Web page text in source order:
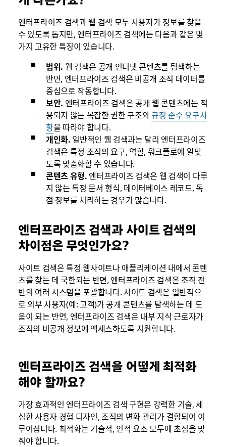
엔터프라이즈 검색과 웹 검색 모두 사용자가 정보를 찾을
수 있도록 돕지만, 엔터프라이즈 검색에는 다음과 같은 몇
가지 고유한 특징이 있습니다.
범위. 웹 검색은 공개 인터넷 콘텐츠를 탐색하는
반면, 엔터프라이즈 검색은 비공개 조직 데이터를
중심으로 작동합니다.
보안. 엔터프라이즈 검색은 공개 웹 콘텐츠에는 적
용되지 않는 복잡한 권한 구조와규정 준수 요구사
항을 따라야 합니다.
개인화. 일반적인 웹 검색과는 달리 엔터프라이즈
검색은 특정 조직의 요구, 역할, 워크플로에 알맞
도록 맞춤화할 수 있습니다.
콘텐츠 유형. 엔터프라이즈 검색은 웹 검색이 다루
지 않는 특정 문서 형식, 데이터베이스 레코드, 독
점 정보를 처리하는 경우가 많습니다.
엔터프라이즈 검색과 사이트 검색의
차이점은 무엇인가요?
사이트 검색은 특정 웹사이트나 애플리케이션 내에서 콘텐
츠를 찾는 데 국한되는 반면, 엔터프라이즈 검색은 조직 전
반의 여러 시스템을 포괄합니다. 사이트 검색은 일반적으
로 외부 사용자(예: 고객)가 공개 콘텐츠를 탐색하는 데 도
움이 되는 반면, 엔터프라이즈 검색은 내부 지식 근로자가
조직의 비공개 정보에 액세스하도록 지원합니다.
엔터프라이즈 검색을 어떻게 최적화
해야 할까요?
가장 효과적인 엔터프라이즈 검색 구현은 강력한 기술, 세
심한 사용자 경험 디자인, 조직의 변화 관리가 결합되어 이
루어집니다. 최적화는 기술적, 인적 요소 모두에 초점을 맞
춰야 합니다.